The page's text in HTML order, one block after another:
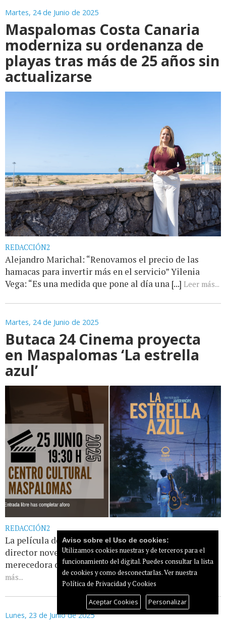
Martes, 24 de Junio de 2025
Maspalomas Costa Canaria
moderniza su ordenanza de
playas tras más de 25 años sin
actualizarse
REDACCIÓN2
Alejandro Marichal: “Renovamos el precio de las
hamacas para invertir más en el servicio” Yilenia
Vega: “Es una medida que pone al día una [...] Leer más...
Martes, 24 de Junio de 2025
Butaca 24 Cinema proyecta
en Maspalomas ‘La estrella
azul’
REDACCIÓN2
La película de Javier Macipe, último Goya como
director novel, ganadora de cuatro premios y
merecedora de 28 nominaciones en distintos [...]Leer
más...
Lunes, 23 de Junio de 2025
Aviso sobre el Uso de cookies:
Utilizamos cookies nuestras y de terceros para el
funcionamiento del digital. Puedes consultar la lista
de cookies y como desconectarlas.Ver nuestra
Política de Privacidad y Cookies
Aceptar Cookies Personalizar